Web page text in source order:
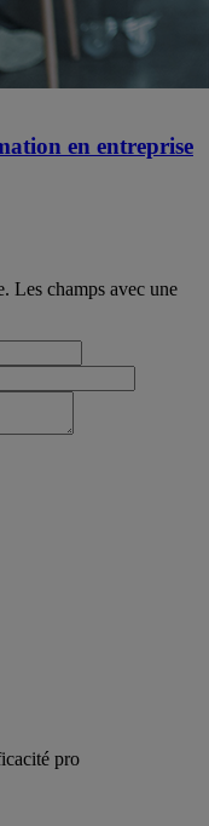
en entreprise
Les champs avec une
pro